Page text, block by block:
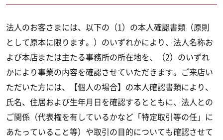
法人のお客さまには、以下の（1）の本人確認書類（原則
として原本に限ります。）のいずれかにより、法人名称お
よび本店または主たる事務所の所在地を、（2）のいずれ
かにより事業の内容を確認させていただきます。ご来店い
ただいた方には、【個人の場合】の本人確認書類により、
氏名、住居および生年月日を確認するとともに、法人との
ご関係（代表権を有しているかなど「特定取引等の任」に
あたっていること等）や取引の目的についても確認させて